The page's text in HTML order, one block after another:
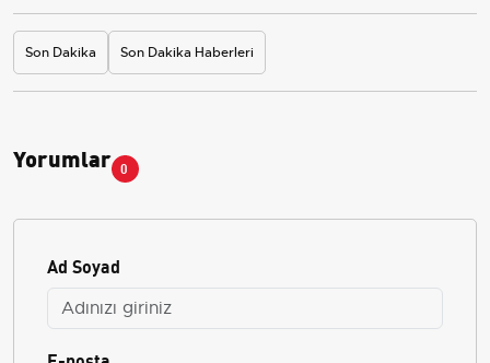
Son Dakika Son Dakika Haberleri
Yorumlar 0
Ad Soyad